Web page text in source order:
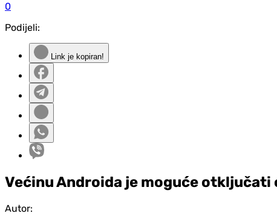
0
Podijeli:
Link je kopiran!
Većinu Androida je moguće
Autor: